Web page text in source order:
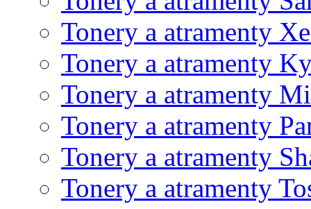
Tonery a atramenty
Tonery a atramenty
Tonery a atramenty
Tonery a atramenty
Tonery a atramenty
Tonery a atramenty